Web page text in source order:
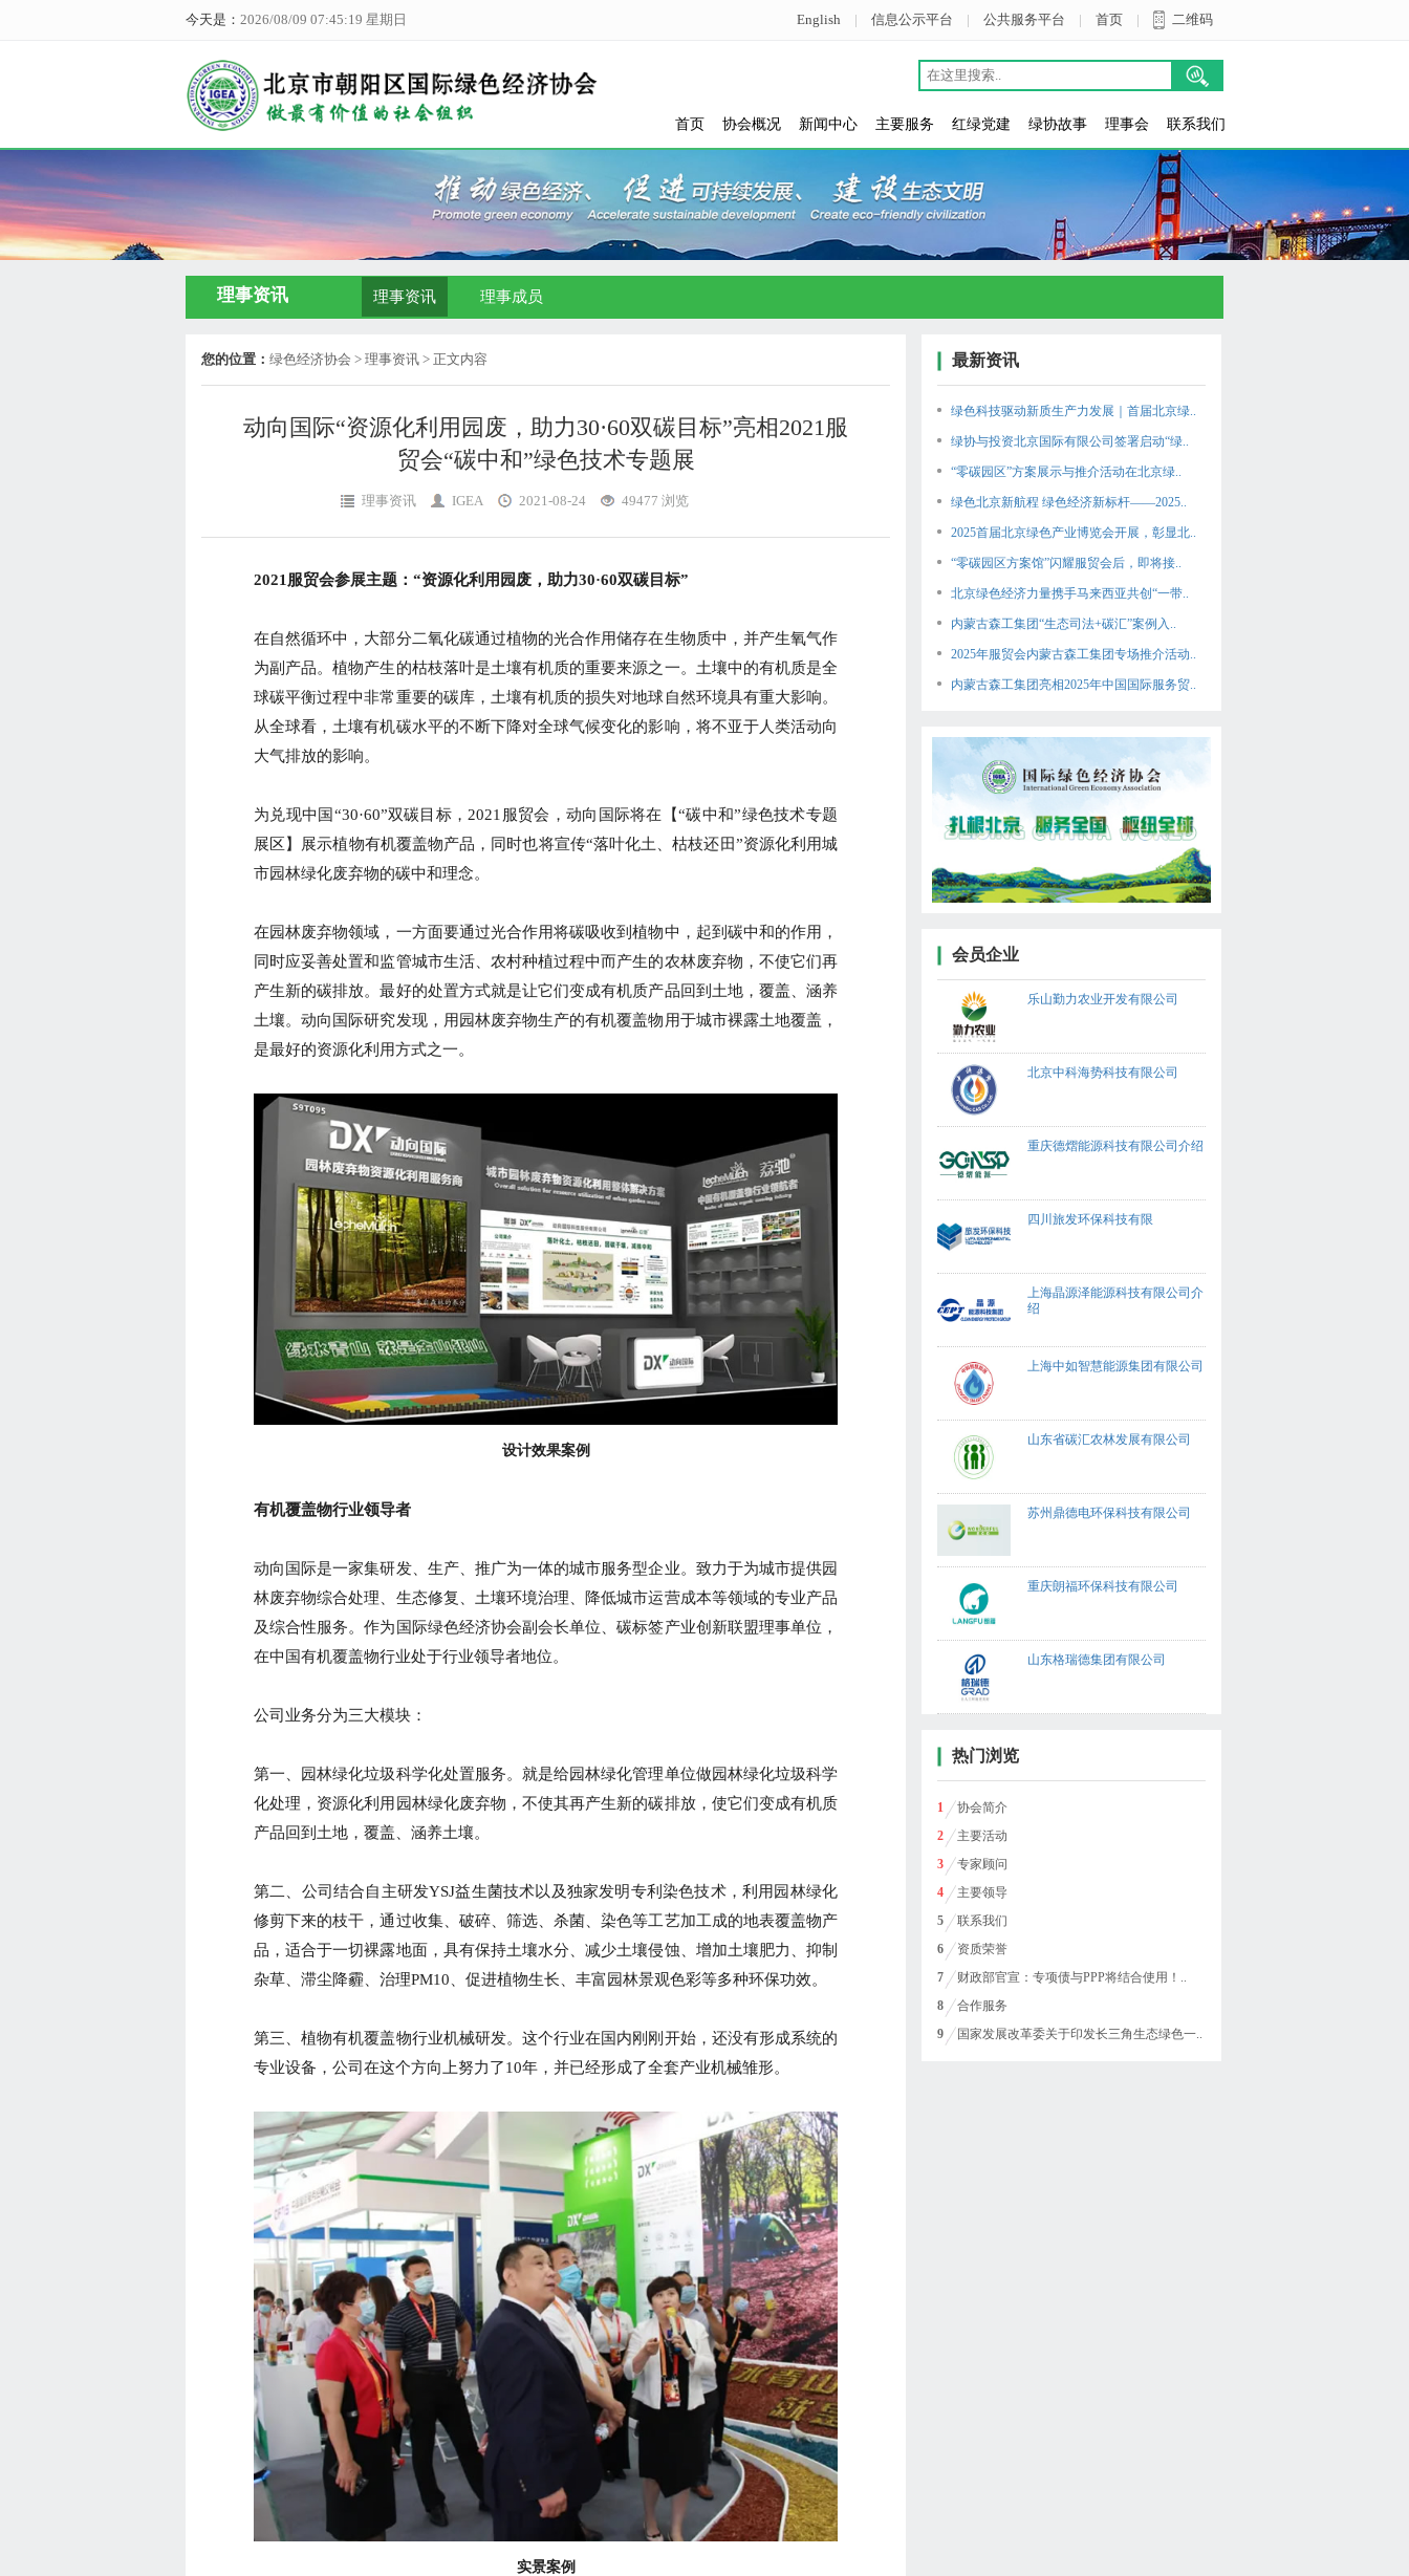
今天是： 2026/08/09 07:45:20 星期日 English | 信息公示平台 | 公共服务平台 | 首页 | 二维码
首页 协会概况 新闻中心 主要服务 红绿党建 绿协故事 理事会 联系我们
理事资讯 理事资讯 理事成员
您的位置： 绿色经济协会 > 理事资讯 > 正文内容
动向国际“资源化利用园废，助力30·60双碳目标”亮相2021服
贸会“碳中和”绿色技术专题展
理事资讯 IGEA 2021-08-24 49477 浏览
2021服贸会参展主题：“资源化利用园废，助力30·60双碳目标”
在自然循环中，大部分二氧化碳通过植物的光合作用储存在生物质中，并产生氧气作
为副产品。植物产生的枯枝落叶是土壤有机质的重要来源之一。土壤中的有机质是全
球碳平衡过程中非常重要的碳库，土壤有机质的损失对地球自然环境具有重大影响。
从全球看，土壤有机碳水平的不断下降对全球气候变化的影响，将不亚于人类活动向
大气排放的影响。
为兑现中国“30·60”双碳目标，2021服贸会，动向国际将在【“碳中和”绿色技术专题
展区】展示植物有机覆盖物产品，同时也将宣传“落叶化土、枯枝还田”资源化利用城
市园林绿化废弃物的碳中和理念。
在园林废弃物领域，一方面要通过光合作用将碳吸收到植物中，起到碳中和的作用，
同时应妥善处置和监管城市生活、农村种植过程中而产生的农林废弃物，不使它们再
产生新的碳排放。最好的处置方式就是让它们变成有机质产品回到土地，覆盖、涵养
土壤。动向国际研究发现，用园林废弃物生产的有机覆盖物用于城市裸露土地覆盖，
是最好的资源化利用方式之一。
设计效果案例
有机覆盖物行业领导者
动向国际是一家集研发、生产、推广为一体的城市服务型企业。致力于为城市提供园
林废弃物综合处理、生态修复、土壤环境治理、降低城市运营成本等领域的专业产品
及综合性服务。作为国际绿色经济协会副会长单位、碳标签产业创新联盟理事单位，
在中国有机覆盖物行业处于行业领导者地位。
公司业务分为三大模块：
第一、园林绿化垃圾科学化处置服务。就是给园林绿化管理单位做园林绿化垃圾科学
化处理，资源化利用园林绿化废弃物，不使其再产生新的碳排放，使它们变成有机质
产品回到土地，覆盖、涵养土壤。
第二、公司结合自主研发YSJ益生菌技术以及独家发明专利染色技术，利用园林绿化
修剪下来的枝干，通过收集、破碎、筛选、杀菌、染色等工艺加工成的地表覆盖物产
品，适合于一切裸露地面，具有保持土壤水分、减少土壤侵蚀、增加土壤肥力、抑制
杂草、滞尘降霾、治理PM10、促进植物生长、丰富园林景观色彩等多种环保功效。
第三、植物有机覆盖物行业机械研发。这个行业在国内刚刚开始，还没有形成系统的
专业设备，公司在这个方向上努力了10年，并已经形成了全套产业机械雏形。
实景案例
最新资讯
绿色科技驱动新质生产力发展｜首届北京绿..
绿协与投资北京国际有限公司签署启动“绿..
“零碳园区”方案展示与推介活动在北京绿..
绿色北京新航程 绿色经济新标杆——2025..
2025首届北京绿色产业博览会开展，彰显北..
“零碳园区方案馆”闪耀服贸会后，即将接..
北京绿色经济力量携手马来西亚共创“一带..
内蒙古森工集团“生态司法+碳汇”案例入..
2025年服贸会内蒙古森工集团专场推介活动..
内蒙古森工集团亮相2025年中国国际服务贸..
会员企业
乐山勤力农业开发有限公司
北京中科海势科技有限公司
重庆德熠能源科技有限公司介绍
四川旅发环保科技有限
上海晶源泽能源科技有限公司介
绍
上海中如智慧能源集团有限公司
山东省碳汇农林发展有限公司
苏州鼎德电环保科技有限公司
重庆朗福环保科技有限公司
山东格瑞德集团有限公司
热门浏览
1
协会简介
2
主要活动
3
专家顾问
4
主要领导
5
联系我们
6
资质荣誉
7
财政部官宣：专项债与PPP将结合使用！..
8
合作服务
9
国家发展改革委关于印发长三角生态绿色一..